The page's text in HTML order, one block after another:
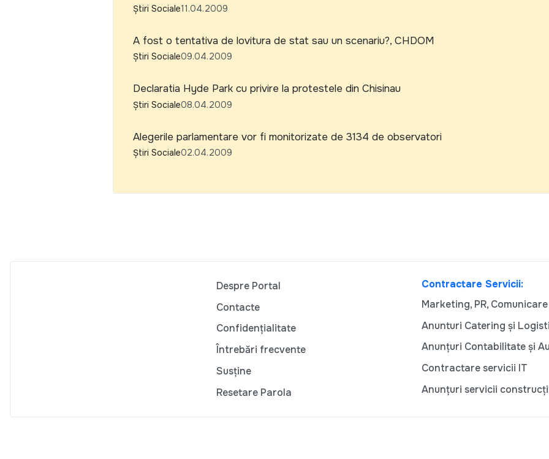
Știri Sociale11.04.2009
A fost o tentativa de lovitura de stat sau un scenariu?, CHDOM
Știri Sociale09.04.2009
Declaratia Hyde Park cu privire la protestele din Chisinau
Știri Sociale08.04.2009
Alegerile parlamentare vor fi monitorizate de 3134 de observatori
Știri Sociale02.04.2009
Despre Portal
Contacte
Confidențialitate
Întrebări frecvente
Susține
Resetare Parola
Contractare Servicii:
Marketing, PR, Comunicare
Anunturi Catering și
Anunțuri Contabilitate și
Contractare servicii IT
Anunțuri servicii